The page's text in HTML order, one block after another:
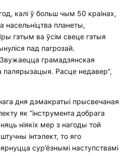
калі ў больш чым 50 краінах,
насельніцтва планеты,
гэтым ва ўсім свеце гэтыя
пад пагрозай.
грамадзянская
Расце недавер”,
дня дэмакратыі прысвечаная
як “інструмента добрага
ніякіх мер з нагоды той
інтэлект, то яго
сур’ёзнымі наступствамі